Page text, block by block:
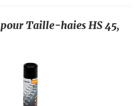
pour Taille-haies HS 45,